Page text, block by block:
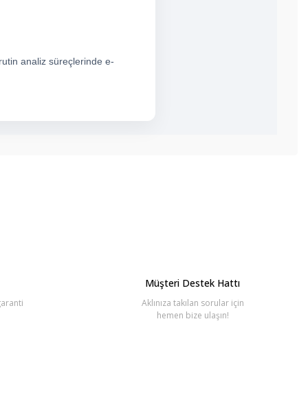
analiz süreçlerinde e-
Müşteri Destek Hattı
Aklınıza takılan sorular için
hemen bize ulaşın!